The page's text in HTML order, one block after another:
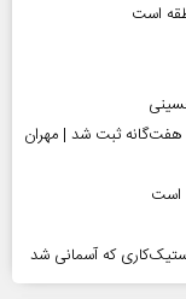
است
عبور از مرزهای هفت‌گانه ثبت شد | مهران
است
که آسمانی شد